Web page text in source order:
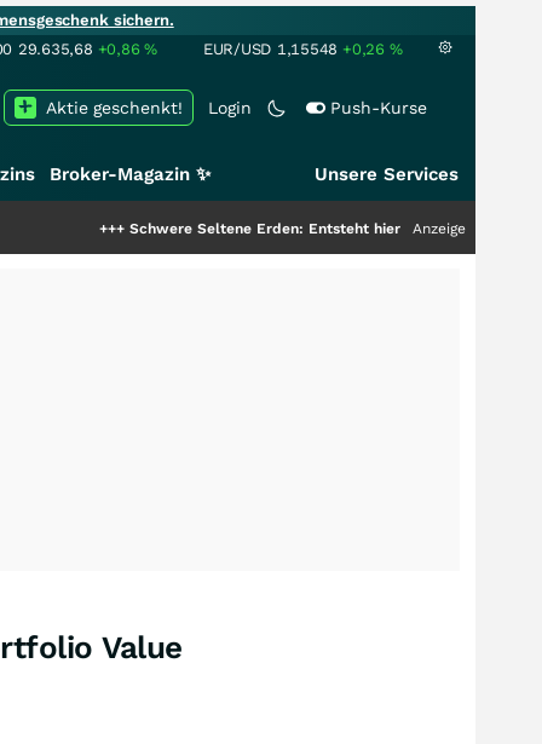
sichern.
29.635,68 +0,86% EUR/USD 1,15548 +0,26 %
Login Push-Kurse
Aktie geschenkt!
Broker-Magazin ✨ Unsere Services
Schwere Seltene Erden: Entsteht hier die nächste Milliardenstory?
Anzeige
Value